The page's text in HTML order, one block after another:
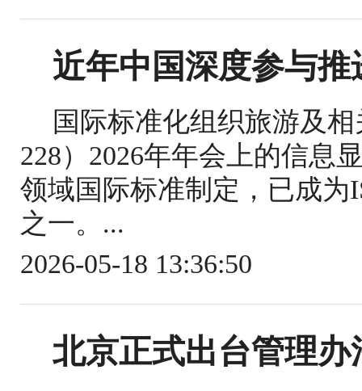
近年中国深度参与
国际标准化组织旅游及
228）2026年年会上的信息
领域国际标准制定，已成为
之一。...
2026-05-18 13:36:50
北京正式出台管理